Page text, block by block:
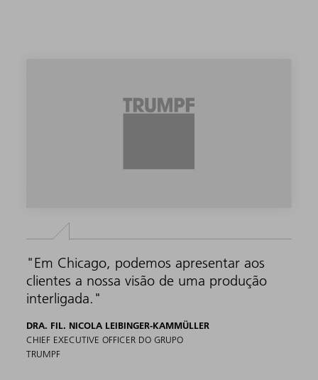
"Em Chicago, podemos apresentar aos
clientes a nossa visão de uma produção
interligada."
DRA. FIL. NICOLA LEIBINGER-KAMMÜLLER
CHIEF EXECUTIVE OFFICER DO GRUPO
TRUMPF